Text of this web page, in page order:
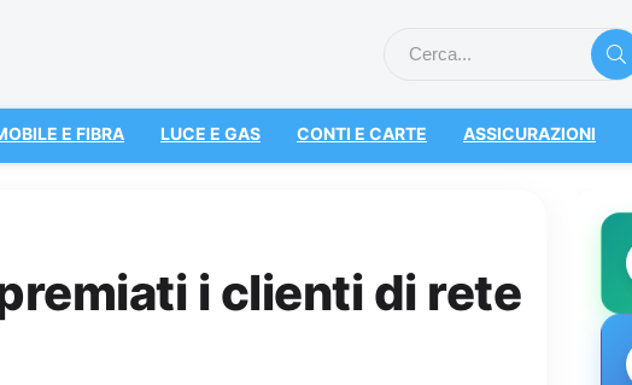
E FIBRA LUCE E GAS CONTI E CARTE ASSICURAZIONI
i clienti di rete